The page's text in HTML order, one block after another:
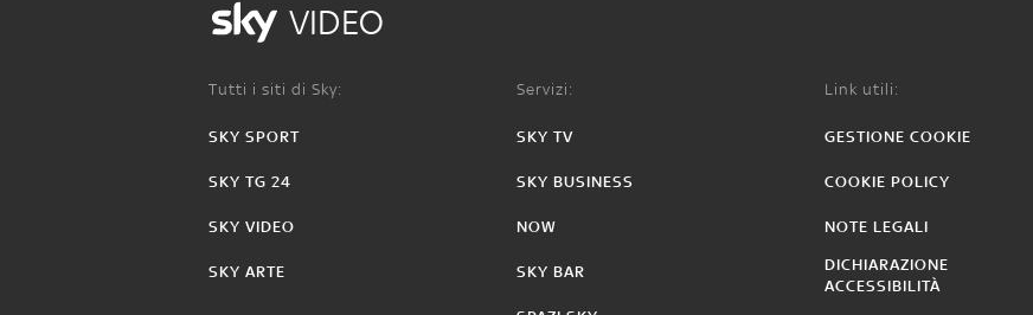
VIDEO
Tutti i siti di Sky:
SKY SPORT
SKY TG 24
SKY VIDEO
SKY ARTE
Servizi:
SKY TV
SKY BUSINESS
NOW
SKY BAR
Link utili:
GESTIONE COOKIE
COOKIE POLICY
NOTE LEGALI
DICHIARAZIONE
ACCESSIBILITÀ